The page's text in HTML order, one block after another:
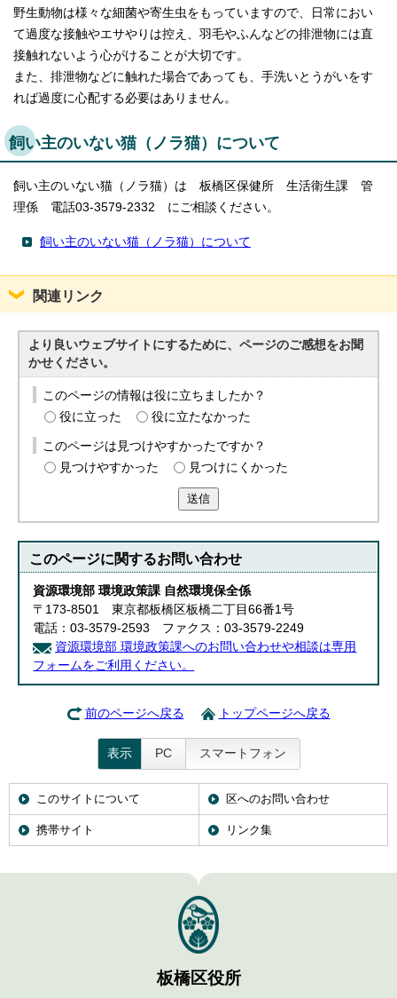
野生動物は様々な細菌や寄生虫をもっていますので、日常におい
て過度な接触やエサやりは控え、羽毛やふんなどの排泄物には直
接触れないよう心がけることが大切です。
また、排泄物などに触れた場合であっても、手洗いとうがいをす
れば過度に心配する必要はありません。
飼い主のいない猫（ノラ猫）について
飼い主のいない猫（ノラ猫）は 板橋区保健所 生活衛生課 管
理係 電話03-3579-2332 にご相談ください。
飼い主のいない猫（ノラ猫）について
関連リンク
より良いウェブサイトにするために、ページのご感想をお聞
かせください。
このページの情報は役に立ちましたか？
役に立った
役に立たなかった
このページは見つけやすかったですか？
見つけやすかった
見つけにくかった
送信
このページに関するお問い合わせ
資源環境部 環境政策課 自然環境保全係
〒173-8501 東京都板橋区板橋二丁目66番1号
電話：03-3579-2593 ファクス：03-3579-2249
資源環境部 環境政策課へのお問い合わせや相談は専用
フォームをご利用ください。
前のページへ戻る トップページへ戻る
表示 PC スマートフォン
このサイトについて 区へのお問い合わせ
携帯サイト リンク集
板橋区役所